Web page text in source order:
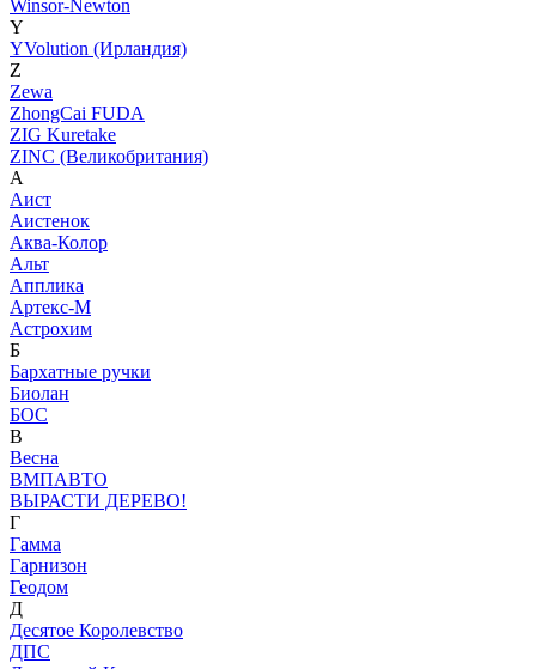
Winsor-Newton
Y
YVolution (Ирландия)
Z
Zewa
ZhongCai FUDA
ZIG Kuretake
ZINC (Великобритания)
А
Аист
Аистенок
Аква-Колор
Альт
Апплика
Артекс-М
Астрохим
Б
Бархатные ручки
Биолан
БОС
В
Весна
ВМПАВТО
ВЫРАСТИ ДЕРЕВО!
Г
Гамма
Гарнизон
Геодом
Д
Десятое Королевство
ДПС